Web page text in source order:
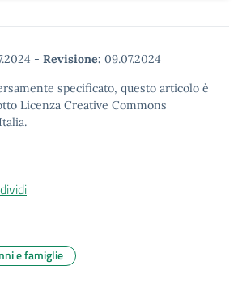
- Revisione: 09.07.2024
specificato, questo articolo è
Licenza Creative Commons
e famiglie